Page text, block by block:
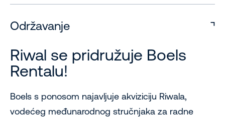
Održavanje
Riwal se pridružuje Boels
Rentalu!
Boels s ponosom najavljuje akviziciju Riwala,
vodećeg međunarodnog stručnjaka za radne